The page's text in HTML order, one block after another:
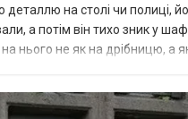
на столі чи полиці,
а потім він тихо зник у
нього не як на дрібницю, а